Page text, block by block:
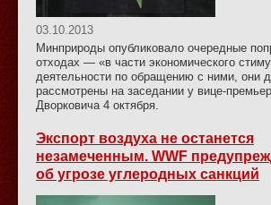
03.10.2013
Минприроды опубликовало очередные
отходах — «в части экономического
деятельности по обращению с ними, они
рассмотрены на заседании у вице-
Дворковича 4 октября.
Экспорт воздуха не останется
незамеченным. WWF
об угрозе углеродных санкций